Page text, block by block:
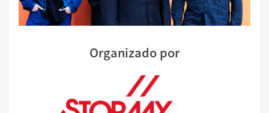
Organizado por